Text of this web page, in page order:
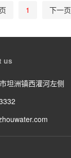
1 下一页
us
坦洲镇西灌河左侧